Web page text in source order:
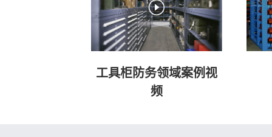
工具柜防务领域案例视
频